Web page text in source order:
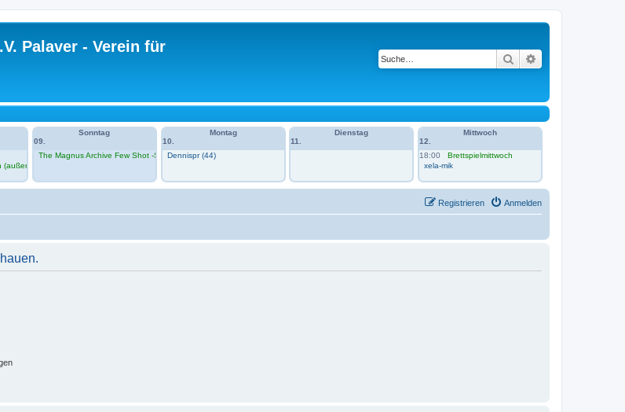
Palaver - Verein für
Suche
VH)
Sonntag
09.
The Magnus Archive Few Shot -Session 1 im VH
Montag
10.
Dennispr (44)
Dienstag
11.
Mittwoch
12.
18:00
Brettspielmittwoch
xela-mik
Anmelden
Registrieren